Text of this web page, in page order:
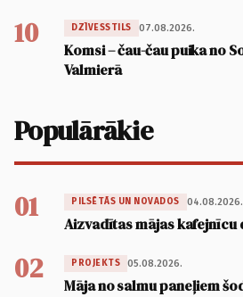
10 DZĪVESSTILS 07.08.2026.
Komsi – čau-čau puika no
Valmierā
Populārākie
01 PILSĒTĀS UN NOVADOS 04.08.2026.
Aizvadītas mājas kafejnīcu
02 PROJEKTS 05.08.2026.
Māja no salmu paneļiem